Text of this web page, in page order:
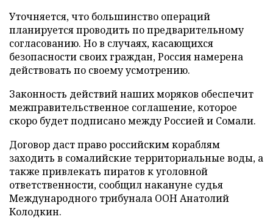
Уточняется, что большинство операций
планируется проводить по предварительному
согласованию. Но в случаях, касающихся
безопасности своих граждан, Россия намерена
действовать по своему усмотрению.
Законность действий наших моряков обеспечит
межправительственное соглашение, которое
скоро будет подписано между Россией и Сомали.
Договор даст право российским кораблям
заходить в сомалийские территориальные воды, а
также привлекать пиратов к уголовной
ответственности, сообщил накануне судья
Международного трибунала ООН Анатолий
Колодкин.